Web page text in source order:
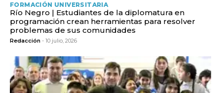
FORMACIÓN UNIVERSITARIA
Río Negro | Estudiantes de la diplomatura en
programación crean herramientas para resolver
problemas de sus comunidades
Redacción - 10 julio, 2026